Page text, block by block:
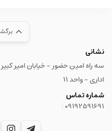
نشانی
اداری - واحد ۱۱
شماره تماس
09192591691